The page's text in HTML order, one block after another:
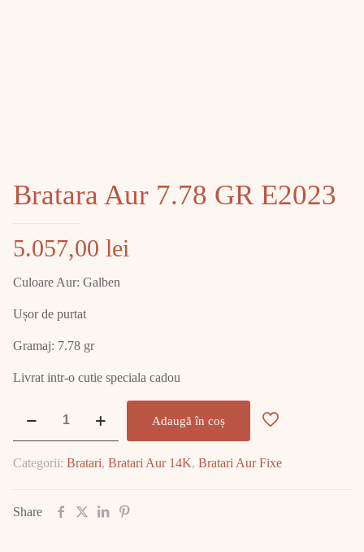
Bratara Aur 7.78 GR E2023
5.057,00 lei
Culoare Aur: Galben
Ușor de purtat
Gramaj: 7.78 gr
Livrat intr-o cutie speciala cadou
7.78
E2023
Adaugă în coș
Categorii: Bratari, Bratari Aur 14K, Bratari Aur Fixe
Share